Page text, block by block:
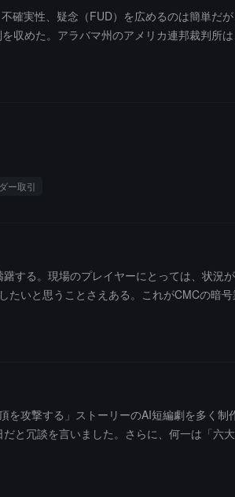
確実性、疑念（FUD）を広めるのは簡単だ
収めた。アラバマ州のアメリカ連邦裁判所
ー取引
する。現場のプレイヤーにとっては、状況
いと思うことさえある。これがCMCの暗
攻撃する」ストーリーのAI短編劇を多く制
と冗談を言いました。さらに、何一は「六